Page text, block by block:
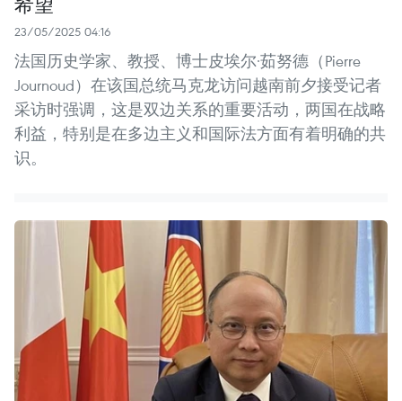
23/05/2025 04:16
法国历史学家、教授、博士皮埃尔·茹努德（Pierre
Journoud）在该国总统马克龙访问越南前夕接受记者
采访时强调，这是双边关系的重要活动，两国在战略
利益，特别是在多边主义和国际法方面有着明确的共
识。